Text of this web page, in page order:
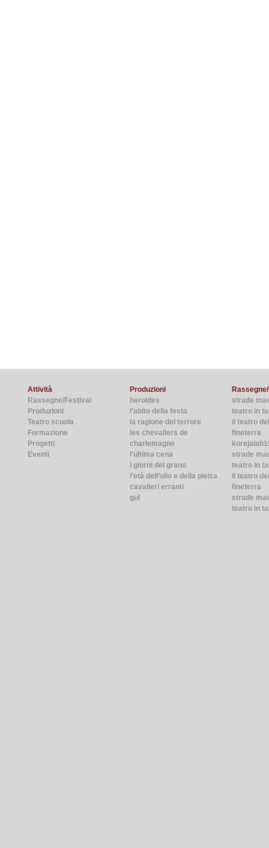
Attività
Rassegne/Festival
Produzioni
Teatro scuola
Formazione
Progetti
Eventi
Produzioni
heroides
l'abito della festa
la ragione del terrore
les chevaliers de
charlemagne
l'ultima cena
i giorni del grano
l’età dell’olio e della pietra
cavalieri erranti
gul
strade
teatro in
il teatro
fineterra
strade
teatro in
il teatro
fineterra
strade
teatro in